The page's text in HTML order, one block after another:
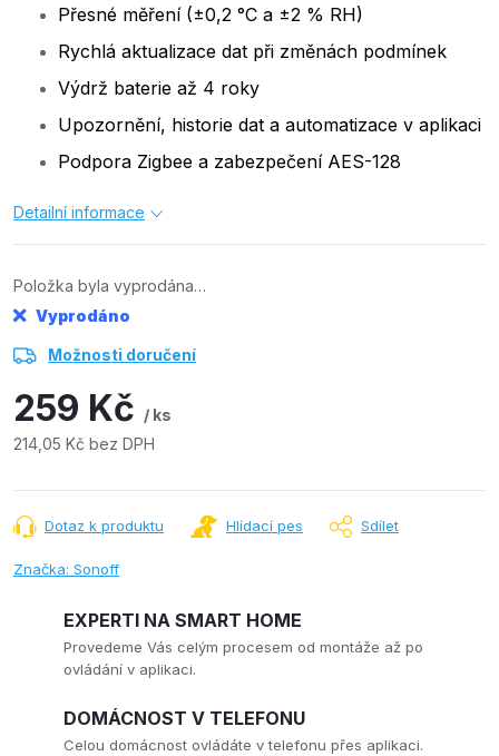
Přesné měření (±0,2 °C a ±2 % RH)
Rychlá aktualizace dat při změnách podmínek
Výdrž baterie až 4 roky
Upozornění, historie dat a automatizace v aplikaci
Podpora Zigbee a zabezpečení AES-128
Detailní informace
Položka byla vyprodána…
Vyprodáno
Možnosti doručení
259 Kč / ks
214,05 Kč bez DPH
cena:
Dotaz k produktu Hlídací pes Sdílet
Značka: Sonoff
EXPERTI NA SMART HOME
Provedeme Vás celým procesem od montáže až po
ovládání v aplikaci.
DOMÁCNOST V TELEFONU
Celou domácnost ovládáte v telefonu přes aplikaci.